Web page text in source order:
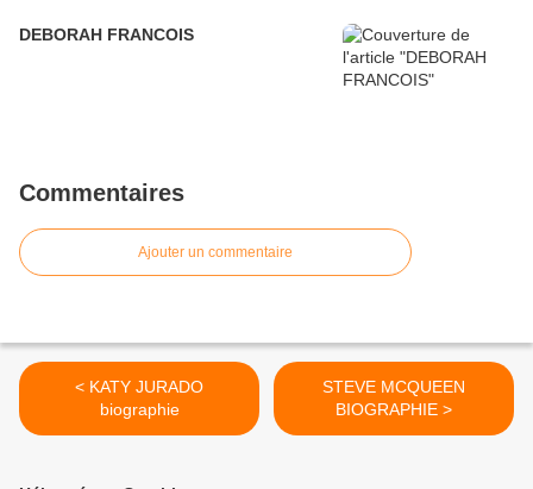
DEBORAH FRANCOIS
Commentaires
Ajouter un commentaire
< KATY JURADO
biographie
STEVE MCQUEEN
BIOGRAPHIE >